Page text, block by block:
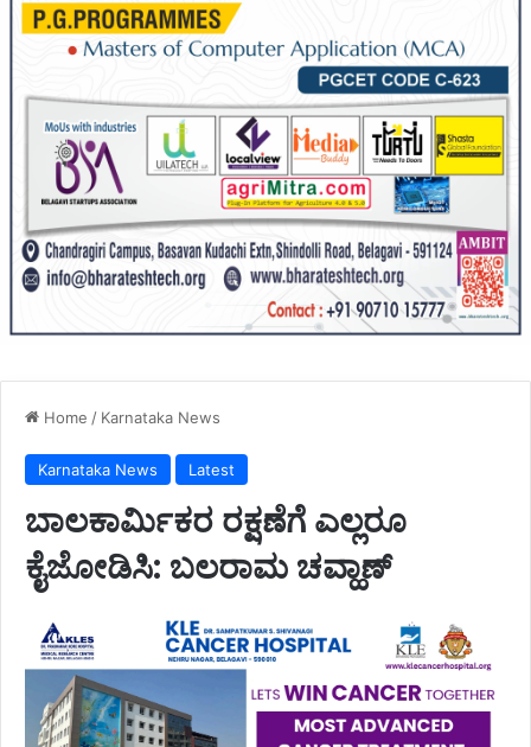
Home / Karnataka News
Karnataka News Latest
ಬಾಲಕಾರ್ಮಿಕರ ರಕ್ಷಣೆಗೆ ಎಲ್ಲರೂ
ಕೈಜೋಡಿಸಿ: ಬಲರಾಮ ಚವ್ಹಾಣ್